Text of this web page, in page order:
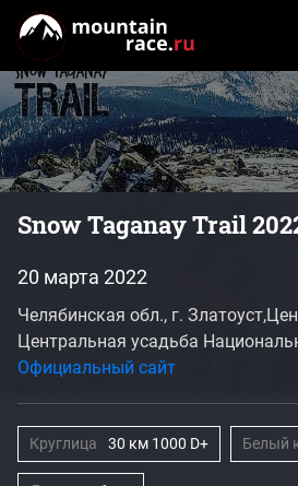
Snow Taganay Trail
20 марта 2022
Челябинская обл., г.
Центральная усадьба
Официальный сайт
Круглица 30 км 1000 D+ Белый